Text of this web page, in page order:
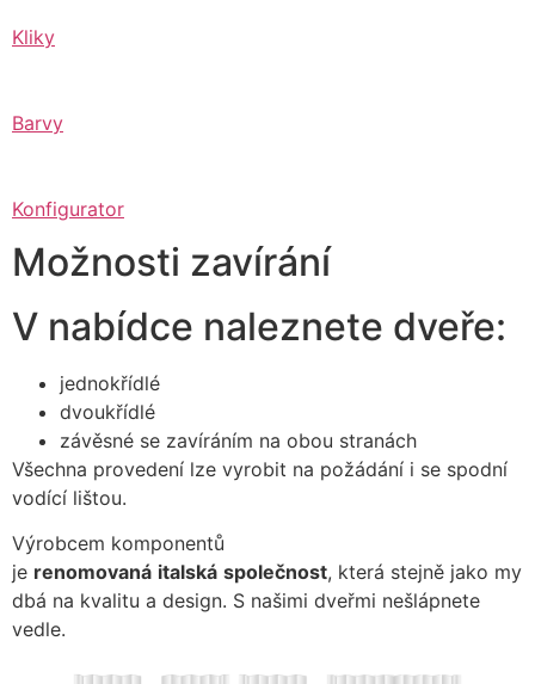
Kliky
Barvy
Konfigurator
Možnosti zavírání
V nabídce naleznete dveře:
jednokřídlé
dvoukřídlé
závěsné se zavíráním na obou stranách
Všechna provedení lze vyrobit na požádání i se spodní
vodící lištou.
Výrobcem komponentů
je renomovaná italská společnost, která stejně jako my
dbá na kvalitu a design. S našimi dveřmi nešlápnete
vedle.